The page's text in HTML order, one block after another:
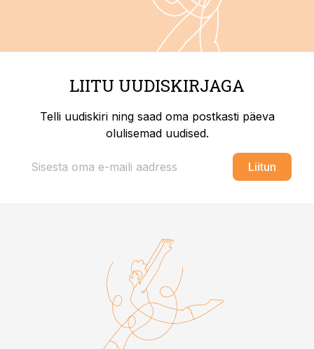
LIITU UUDISKIRJAGA
Telli uudiskiri ning saad oma postkasti päeva
olulisemad uudised.
Liitun